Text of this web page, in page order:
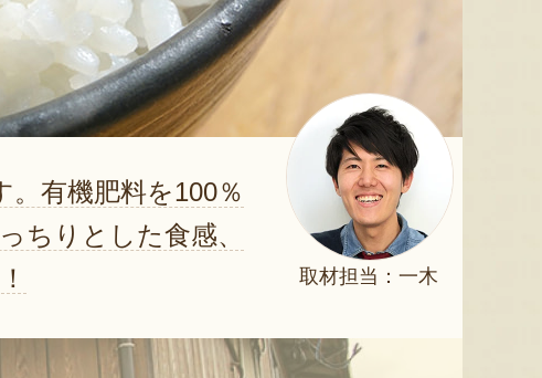
取材担当：一木
有機肥料を100％
ちりとした食感、